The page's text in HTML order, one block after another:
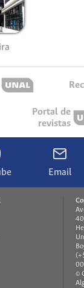
Portal de
revistas
Email
©